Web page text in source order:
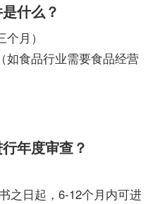
什么？
月）
如食品行业需要食品经营
年度审查？
之日起，6-12个月内可进